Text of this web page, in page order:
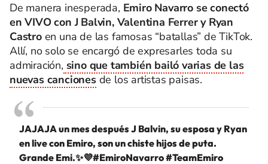
De manera inesperada, Emiro Navarro se conectó
en VIVO con J Balvin, Valentina Ferrer y Ryan
Castroen una de las famosas “batallas” de TikTok.
Allí, no solo se encargó de expresarles toda su
admiración, sino que también bailó varias de las
nuevas cancionesde los artistas paisas.
JAJAJA un mes después J Balvin, su esposa y Ryan
en live con Emiro, son un chiste hijos de puta.
Grande Emi.✨💜#EmiroNavarro#TeamEmiro